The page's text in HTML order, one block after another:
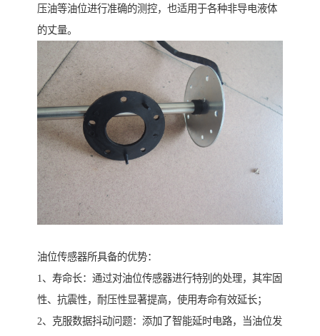
压油等油位进行准确的测控，也适用于各种非导电液体
的丈量。
油位传感器所具备的优势：
1、寿命长：通过对油位传感器进行特别的处理，其牢固
性、抗震性，耐压性显著提高，使用寿命有效延长；
2、克服数据抖动问题：添加了智能延时电路，当油位发